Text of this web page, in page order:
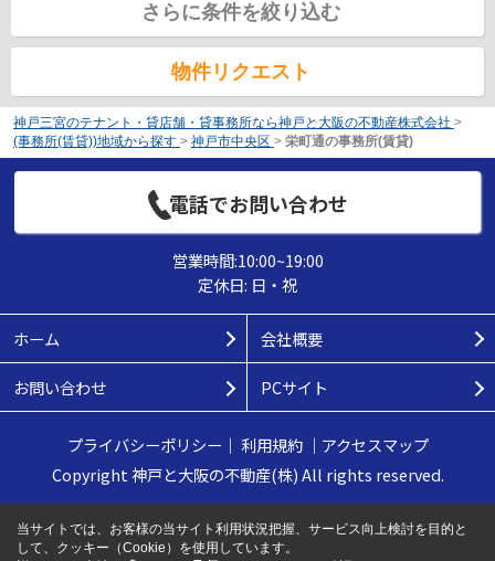
さらに条件を絞り込む
物件リクエスト
神戸三宮のテナント・貸店舗・貸事務所なら神戸と大阪の不動産株式会社 >
(事務所(賃貸))地域から探す > 神戸市中央区 > 栄町通の事務所(賃貸)
電話でお問い合わせ
営業時間:10:00~19:00
定休日: 日・祝
ホーム 会社概要
お問い合わせ PCサイト
プライバシーポリシー ｜ 利用規約｜ アクセスマップ
Copyright 神戸と大阪の不動産(株) All rights reserved.
当サイトでは、お客様の当サイト利用状況把握、サービス向上検討を目的と
して、クッキー（Cookie）を使用しています。